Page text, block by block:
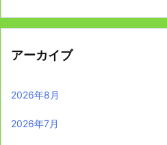
アーカイブ
2026年8月
2026年7月